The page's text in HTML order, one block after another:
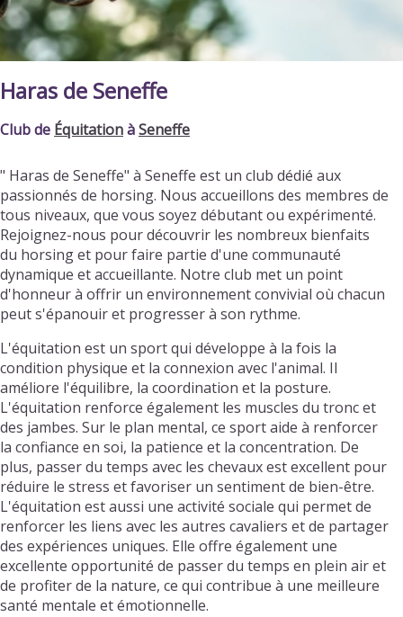
Haras de Seneffe
Club de ÉquitationàSeneffe
" Haras de Seneffe" à Seneffe est un club dédié aux
passionnés de horsing. Nous accueillons des membres de
tous niveaux, que vous soyez débutant ou expérimenté.
Rejoignez-nous pour découvrir les nombreux bienfaits
du horsing et pour faire partie d'une communauté
dynamique et accueillante. Notre club met un point
d'honneur à offrir un environnement convivial où chacun
peut s'épanouir et progresser à son rythme.
L'équitation est un sport qui développe à la fois la
condition physique et la connexion avec l'animal. Il
améliore l'équilibre, la coordination et la posture.
L'équitation renforce également les muscles du tronc et
des jambes. Sur le plan mental, ce sport aide à renforcer
la confiance en soi, la patience et la concentration. De
plus, passer du temps avec les chevaux est excellent pour
réduire le stress et favoriser un sentiment de bien-être.
L'équitation est aussi une activité sociale qui permet de
renforcer les liens avec les autres cavaliers et de partager
des expériences uniques. Elle offre également une
excellente opportunité de passer du temps en plein air et
de profiter de la nature, ce qui contribue à une meilleure
santé mentale et émotionnelle.